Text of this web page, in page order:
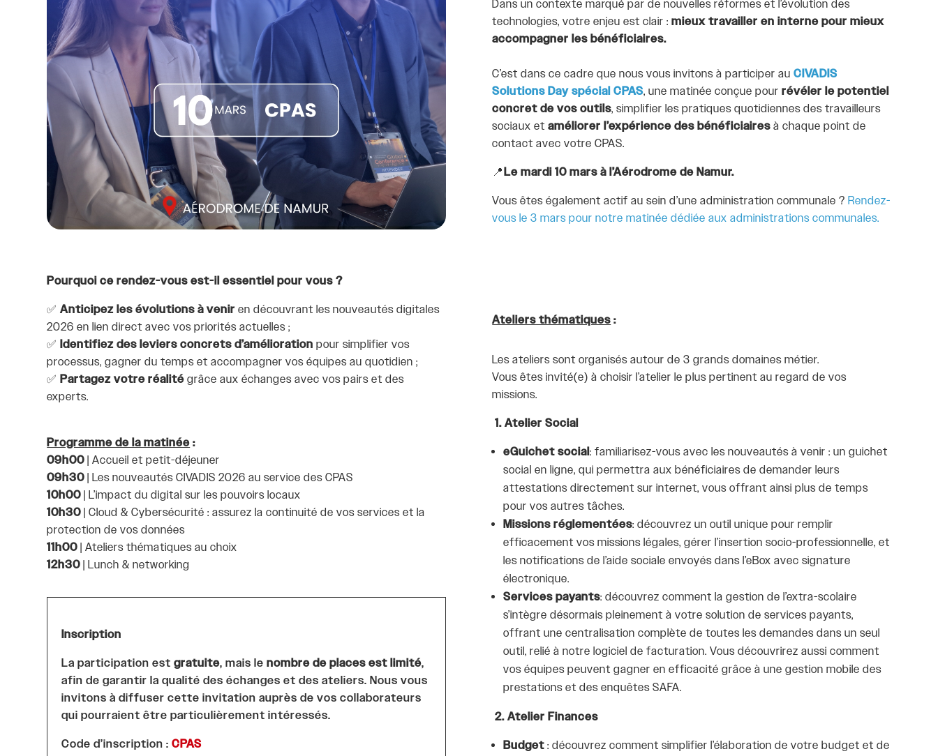
Dans un contexte marqué par de nouvelles réformes et l’évolution des
technologies, votre enjeu est clair :mieux travailler en interne pour mieux
accompagner les bénéficiaires.
C’est dans ce cadre que nous vous invitons à participer auCIVADIS
Solutions Day spécial CPAS, une matinée conçue pourrévéler le potentiel
concret de vos outils, simplifier les pratiques quotidiennes des travailleurs
sociaux etaméliorer l’expérience des bénéficiairesà chaque point de
contact avec votre CPAS.
📍Le mardi 10 mars à l’Aérodrome de Namur.
Vous êtes également actif au sein d’une administration communale ?Rendez-
vous le 3 mars pour notre matinée dédiée aux administrations communales.
Pourquoi ce rendez-vous est-il essentiel pour vous ?
✅Anticipez les évolutions à veniren découvrant les nouveautés digitales
2026 en lien direct avec vos priorités actuelles ;
✅Identifiez des leviers concrets d’amélioration pour simplifier vos
processus, gagner du temps et accompagner vos équipes au quotidien ;
✅Partagez votre réalitégrâce aux échanges avec vos pairs et des
experts.
Programme de la matinée:
09h00 | Accueil et petit-déjeuner
09h30 | Les nouveautés CIVADIS 2026 au service des CPAS
10h00 | L’impact du digital sur les pouvoirs locaux
10h30 | Cloud & Cybersécurité : assurez la continuité de vos services et la
protection de vos données
11h00 | Ateliers thématiques au choix
12h30 | Lunch & networking
Inscription
La participation estgratuite, mais lenombre de places est limité,
afin de garantir la qualité des échanges et des ateliers. Nous vous
invitons à diffuser cette invitation auprès de vos collaborateurs
qui pourraient être particulièrement intéressés.
Code d’inscription :CPAS
Ateliers thématiques:
Les ateliers sont organisés autour de 3 grands domaines métier.
Vous êtes invité(e) à choisir l’atelier le plus pertinent au regard de vos
missions.
1. Atelier Social
eGuichet social: familiarisez-vous avec les nouveautés à venir : un guichet
social en ligne, qui permettra aux bénéficiaires de demander leurs
attestations directement sur internet, vous offrant ainsi plus de temps
pour vos autres tâches.
Missions réglementées: découvrez un outil unique pour remplir
efficacement vos missions légales, gérer l’insertion socio-professionnelle, et
les notifications de l’aide sociale envoyés dans l’eBox avec signature
électronique.
Services payants: découvrez comment la gestion de l’extra-scolaire
s’intègre désormais pleinement à votre solution de services payants,
offrant une centralisation complète de toutes les demandes dans un seul
outil, relié à notre logiciel de facturation. Vous découvrirez aussi comment
vos équipes peuvent gagner en efficacité grâce à une gestion mobile des
prestations et des enquêtes SAFA.
2. Atelier Finances
Budget: découvrez comment simplifier l’élaboration de votre budget et de